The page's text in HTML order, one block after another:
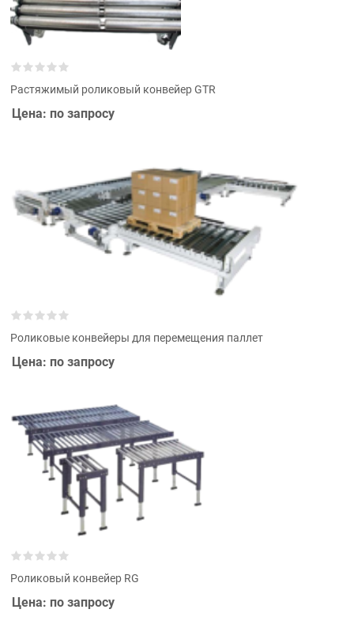
Растяжимый роликовый конвейер GTR
Цена: по запросу
Роликовые конвейеры для перемещения паллет
Цена: по запросу
Роликовый конвейер RG
Цена: по запросу